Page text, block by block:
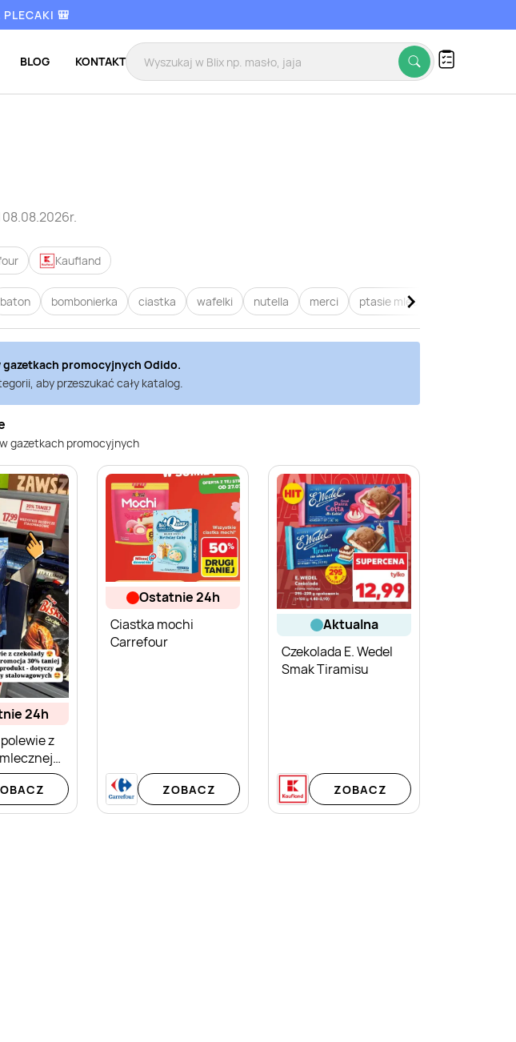
PLECAKI 🎒
BLOG KONTAKT
Kaufland
baton bombonierka ciastka wafelki nutella merci ptasie mleczko
gazetkach promocyjnych Odido.
aby przeszukać cały katalog.
gazetkach promocyjnych
24h
z
ostatnie 24h
Ciastka mochi
Carrefour
ZOBACZ
aktualna
Czekolada E. Wedel
Smak Tiramisu
ZOBACZ